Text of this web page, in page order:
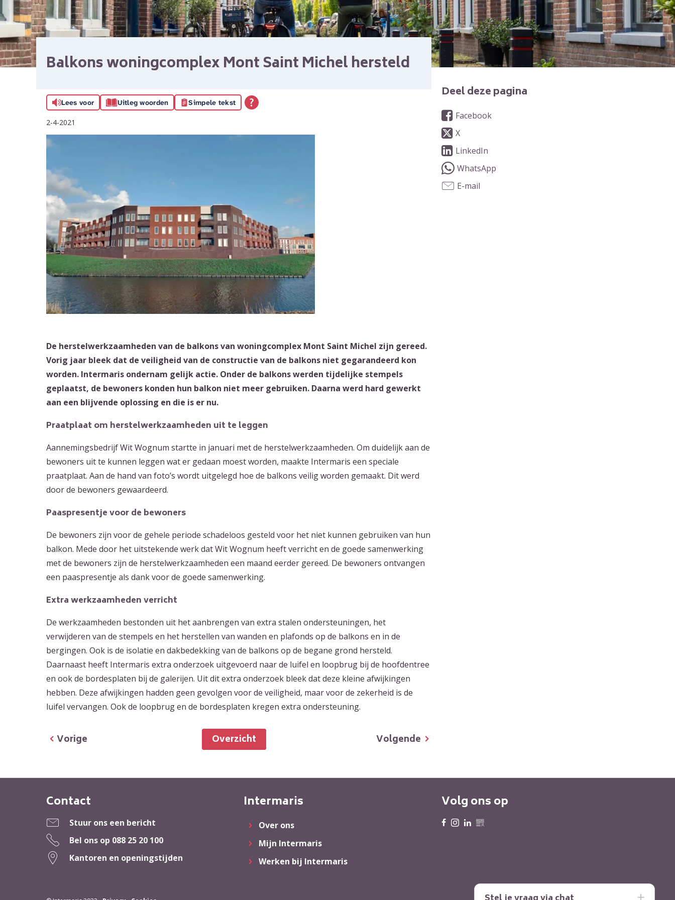
Balkons woningcomplex Mont Saint Michel hersteld
Lees voor Uitleg woorden Simpele tekst
2-4-2021
De herstelwerkzaamheden van de balkons van woningcomplex Mont Saint Michel zijn gereed.
Vorig jaar bleek dat de veiligheid van de constructie van de balkons niet gegarandeerd kon
worden. Intermaris ondernam gelijk actie. Onder de balkons werden tijdelijke stempels
geplaatst, de bewoners konden hun balkon niet meer gebruiken. Daarna werd hard gewerkt
aan een blijvende oplossing en die is er nu.
Praatplaat om herstelwerkzaamheden uit te leggen
Aannemingsbedrijf Wit Wognum startte in januari met de herstelwerkzaamheden. Om duidelijk aan de
bewoners uit te kunnen leggen wat er gedaan moest worden, maakte Intermaris een speciale
praatplaat. Aan de hand van foto’s wordt uitgelegd hoe de balkons veilig worden gemaakt. Dit werd
door de bewoners gewaardeerd.
Paaspresentje voor de bewoners
De bewoners zijn voor de gehele periode schadeloos gesteld voor het niet kunnen gebruiken van hun
balkon. Mede door het uitstekende werk dat Wit Wognum heeft verricht en de goede samenwerking
met de bewoners zijn de herstelwerkzaamheden een maand eerder gereed. De bewoners ontvangen
een paaspresentje als dank voor de goede samenwerking.
Extra werkzaamheden verricht
De werkzaamheden bestonden uit het aanbrengen van extra stalen ondersteuningen, het
verwijderen van de stempels en het herstellen van wanden en plafonds op de balkons en in de
bergingen. Ook is de isolatie en dakbedekking van de balkons op de begane grond hersteld.
Daarnaast heeft Intermaris extra onderzoek uitgevoerd naar de luifel en loopbrug bij de hoofdentree
en ook de bordesplaten bij de galerijen. Uit dit extra onderzoek bleek dat deze kleine afwijkingen
hebben. Deze afwijkingen hadden geen gevolgen voor de veiligheid, maar voor de zekerheid is de
luifel vervangen. Ook de loopbrug en de bordesplaten kregen extra ondersteuning.
Volgende
Overzicht
Vorige
Deel deze pagina
Facebook
X
LinkedIn
WhatsApp
E-mail
Contactinformatie
Contact
Stuur ons een bericht
Bel ons op 088 25 20 100
Kantoren en openingstijden
Intermaris
Over ons
Mijn Intermaris
Werken bij Intermaris
Volg ons op